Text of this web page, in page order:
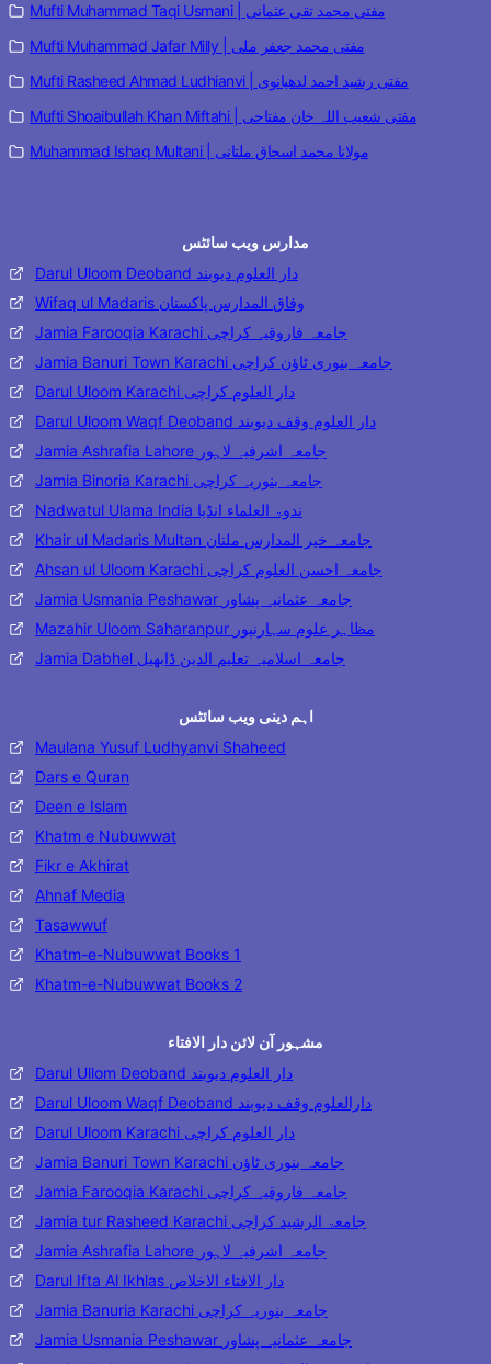
Mufti Muhammad Taqi Usmani | مفتی محمد تقی عثمانی
Mufti Muhammad Jafar Milly | مفتی محمد جعفر ملی
Mufti Rasheed Ahmad Ludhianvi | مفتی رشید احمد لدھیانوی
Mufti Shoaibullah Khan Miftahi | مفتی شعیب اللہ خان مفتاحی
Muhammad Ishaq Multani | مولانا محمد اسحاق ملتانی
مدارس ویب سائٹس
Darul Uloom Deoband دار العلوم دیوبند
Wifaq ul Madaris وفاق المدارس پاکستان
Jamia Farooqia Karachi جامعہ فاروقیہ کراچی
Jamia Banuri Town Karachi جامعہ بنوری ٹاؤن کراچی
Darul Uloom Karachi دار العلوم کراچی
Darul Uloom Waqf Deoband دار العلوم وقف دیوبند
Jamia Ashrafia Lahore جامعہ اشرفیہ لاہور
Jamia Binoria Karachi جامعہ بنوریہ کراچی
Nadwatul Ulama India ندوۃ العلماء انڈیا
Khair ul Madaris Multan جامعہ خیر المدارس ملتان
Ahsan ul Uloom Karachi جامعہ احسن العلوم کراچی
Jamia Usmania Peshawar جامعہ عثمانیہ پشاور
Mazahir Uloom Saharanpur مظاہر علوم سہارنپور
Jamia Dabhel جامعہ اسلامیہ تعلیم الدین ڈابھیل
اہم دینی ویب سائٹس
Maulana Yusuf Ludhyanvi Shaheed
Dars e Quran
Deen e Islam
Khatm e Nubuwwat
Fikr e Akhirat
Ahnaf Media
Tasawwuf
Khatm-e-Nubuwwat Books 1
Khatm-e-Nubuwwat Books 2
مشہور آن لائن دار الافتاء
Darul Ullom Deoband دار العلوم دیوبند
Darul Uloom Waqf Deoband دارالعلوم وقف دیوبند
Darul Uloom Karachi دار العلوم کراچی
Jamia Banuri Town Karachi جامعہ بنوری ٹاؤن
Jamia Farooqia Karachi جامعہ فاروقیہ کراچی
Jamia tur Rasheed Karachi جامعۃ الرشید کراچی
Jamia Ashrafia Lahore جامعہ اشرفیہ لاہور
Darul Ifta Al Ikhlas دار الافتاء الاخلاص
Jamia Banuria Karachi جامعہ بنوریہ کراچی
Jamia Usmania Peshawar جامعہ عثمانیہ پشاور